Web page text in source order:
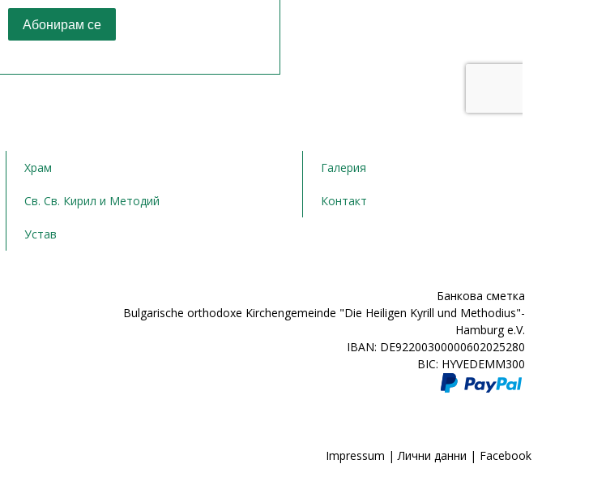
Храм
Св. Св. Кирил и Методий
Устав
Галерия
Контакт
Банкова сметка
Bulgarische orthodoxe Kirchengemeinde "Die Heiligen Kyrill und Methodius"-
Hamburg e.V.
IBAN: DE92200300000602025280
BIC: HYVEDEMM300
Impressum |Лични данни | Facebook